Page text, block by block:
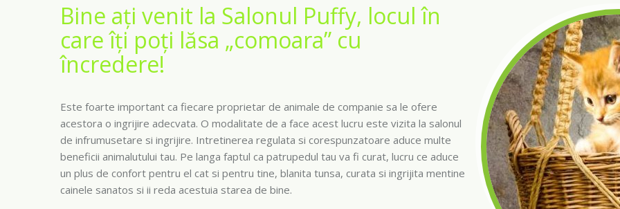
Bine ați venit la Salonul Puffy, locul în
care îți poți lăsa „comoara” cu
încredere!
Este foarte important ca fiecare proprietar de animale de companie sa le ofere
acestora o ingrijire adecvata. O modalitate de a face acest lucru este vizita la salonul
de infrumusetare si ingrijire. Intretinerea regulata si corespunzatoare aduce multe
beneficii animalutului tau. Pe langa faptul ca patrupedul tau va fi curat, lucru ce aduce
un plus de confort pentru el cat si pentru tine, blanita tunsa, curata si ingrijita mentine
cainele sanatos si ii reda acestuia starea de bine.